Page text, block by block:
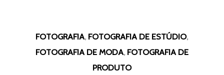
FOTOGRAFIA, FOTOGRAFIA DE ESTÚDIO,
FOTOGRAFIA DE MODA, FOTOGRAFIA DE
PRODUTO